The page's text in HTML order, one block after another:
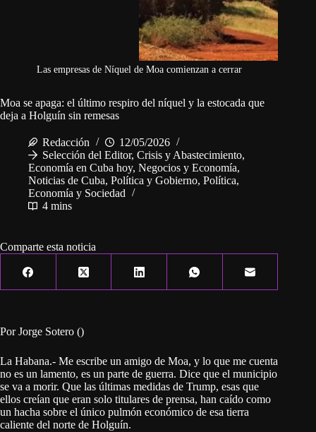
Las empresas de Níquel de Moa comienzan a cerrar
Moa se apaga: el último respiro del níquel y la estocada que
deja a Holguín sin remesas
Redacción
12/05/2026
Selección del Editor, Crisis y Abastecimiento,
Economía en Cuba hoy, Negocios y Economía,
Noticias de Cuba, Política y Gobierno, Política,
Economía y Sociedad
4 mins
Comparte esta noticia
Por Jorge Sotero ()
La Habana.- Me escribe un amigo de Moa, y lo que me cuenta
no es un lamento, es un parte de guerra. Dice que el municipio
se va a morir. Que las últimas medidas de Trump, esas que
ellos creían que eran solo titulares de prensa, han caído como
un hacha sobre el único pulmón económico de esa tierra
caliente del norte de Holguín.